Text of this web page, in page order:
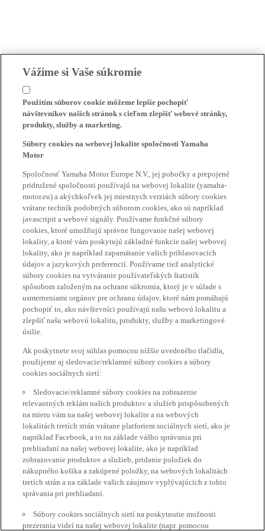
Vážime si Vaše súkromie
Použitím súborov cookie môžeme lepšie pochopiť
návštevníkov našich stránok s cieľom zlepšiť webové stránky,
produkty, služby a marketing.
Súbory cookies na webovej lokalite spoločnosti Yamaha
Motor
Spoločnosť Yamaha Motor Europe N.V., jej pobočky a prepojené
pridružené spoločnosti používajú na webovej lokalite (yamaha-
motor.eu) a akýchkoľvek jej miestnych verziách súbory cookies
vrátane techník podobných súborom cookies, ako sú napríklad
javascripit a webové signály. Používame funkčné súbory
cookies, ktoré umožňujú správne fungovanie našej webovej
lokality, a ktoré vám poskytujú základné funkcie našej webovej
lokality, ako je napríklad zapamätanie vašich prihlasovacích
údajov a jazykových preferencií. Používame tiež analytické
súbory cookies na vytváranie používateľských štatistík
spôsobom založeným na ochrane súkromia, ktorý je v súlade s
usmerneniami orgánov pre ochranu údajov, ktoré nám pomáhajú
pochopiť to, ako návštevníci používajú našu webovú lokalitu a
zlepšiť našu webovú lokalitu, produkty, služby a marketingové
úsilie.
Ak poskytnete svoj súhlas pomocou nižšie uvedeného tlačidla,
použijeme aj sledovacie/reklamné súbory cookies a súbory
cookies sociálnych sietí:
Sledovacie/reklamné súbory cookies na zobrazenie
relevantných reklám našich produktov a služieb prispôsobených
na mieru vám na našej webovej lokalite a na webových
lokalitách tretích strán vrátane platforiem sociálnych sietí, ako je
napríklad Facebook, a to na základe vášho správania pri
prehliadaní na našej webovej lokalite, ako je napríklad
zobrazovanie produktov a služieb, pridanie položiek do
nákupného košíka a zakúpené položky, na webových lokalitách
tretích strán a na základe vašich záujmov vyplývajúcich z tohto
správania pri prehliadaní.
Súbory cookies sociálnych sietí na poskytnutie možnosti
prezerania videí na našej webovej lokalite (napr. pomocou